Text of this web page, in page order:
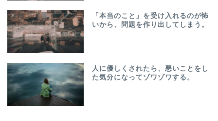
「本当のこと」を受け入れるのが怖
いから、問題を作り出してしまう。
人に優しくされたら、悪いことをし
た気分になってゾワゾワする。